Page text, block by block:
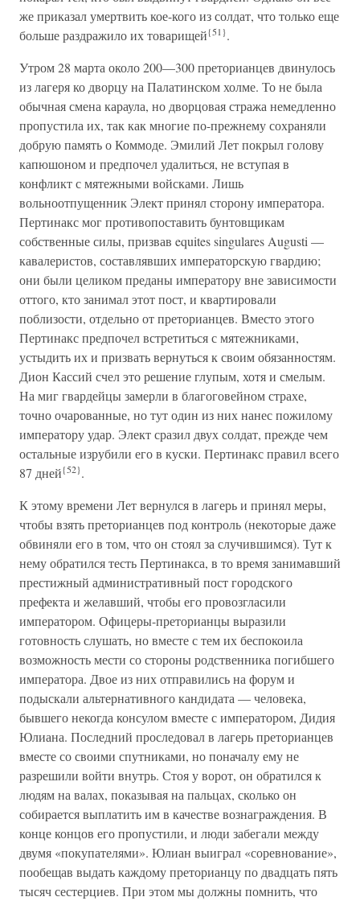
же приказал умертвить кое-кого из солдат, что только еще
больше раздражило их товарищей{51}.
Утром 28 марта около 200—300 преторианцев двинулось
из лагеря ко дворцу на Палатинском холме. То не была
обычная смена караула, но дворцовая стража немедленно
пропустила их, так как многие по-прежнему сохраняли
добрую память о Коммоде. Эмилий Лет покрыл голову
капюшоном и предпочел удалиться, не вступая в
конфликт с мятежными войсками. Лишь
вольноотпущенник Элект принял сторону императора.
Пертинакс мог противопоставить бунтовщикам
собственные силы, призвав equites singulares Augusti —
кавалеристов, составлявших императорскую гвардию;
они были целиком преданы императору вне зависимости
оттого, кто занимал этот пост, и квартировали
поблизости, отдельно от преторианцев. Вместо этого
Пертинакс предпочел встретиться с мятежниками,
устыдить их и призвать вернуться к своим обязанностям.
Дион Кассий счел это решение глупым, хотя и смелым.
На миг гвардейцы замерли в благоговейном страхе,
точно очарованные, но тут один из них нанес пожилому
императору удар. Элект сразил двух солдат, прежде чем
остальные изрубили его в куски. Пертинакс правил всего
87 дней{52}.
К этому времени Лет вернулся в лагерь и принял меры,
чтобы взять преторианцев под контроль (некоторые даже
обвиняли его в том, что он стоял за случившимся). Тут к
нему обратился тесть Пертинакса, в то время занимавший
престижный административный пост городского
префекта и желавший, чтобы его провозгласили
императором. Офицеры-преторианцы выразили
готовность слушать, но вместе с тем их беспокоила
возможность мести со стороны родственника погибшего
императора. Двое из них отправились на форум и
подыскали альтернативного кандидата — человека,
бывшего некогда консулом вместе с императором, Дидия
Юлиана. Последний проследовал в лагерь преторианцев
вместе со своими спутниками, но поначалу ему не
разрешили войти внутрь. Стоя у ворот, он обратился к
людям на валах, показывая на пальцах, сколько он
собирается выплатить им в качестве вознаграждения. В
конце концов его пропустили, и люди забегали между
двумя «покупателями». Юлиан выиграл «соревнование»,
пообещав выдать каждому преторианцу по двадцать пять
тысяч сестерциев. При этом мы должны помнить, что